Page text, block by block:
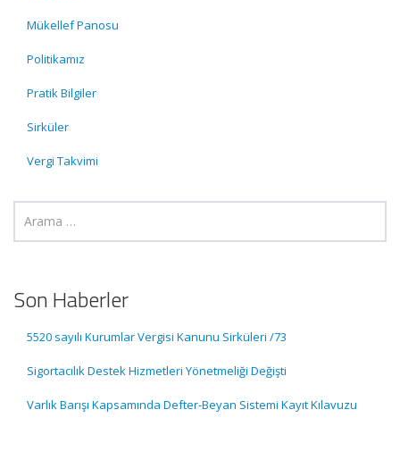
Mükellef Panosu
Politikamız
Pratik Bilgiler
Sirküler
Vergi Takvimi
Son Haberler
5520 sayılı Kurumlar Vergisi Kanunu Sirküleri /73
Sigortacılık Destek Hizmetleri Yönetmeliği Değişti
Varlık Barışı Kapsamında Defter-Beyan Sistemi Kayıt Kılavuzu